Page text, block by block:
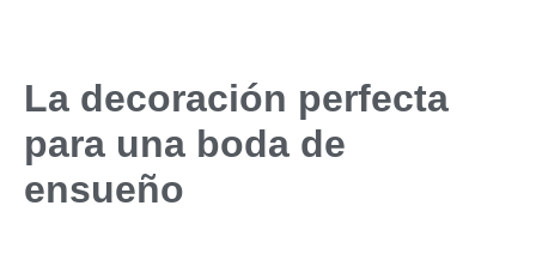
La decoración perfecta
para una boda de
ensueño